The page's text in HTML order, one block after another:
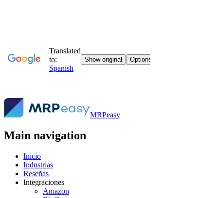
MRPeasy
Main navigation
Inicio
Industrias
Reseñas
Integraciones
Amazon